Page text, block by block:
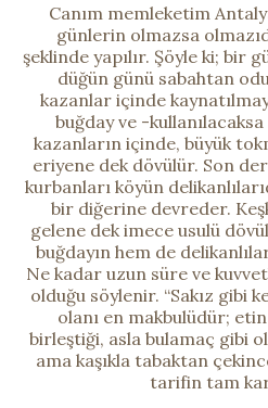
Canım memleketim
günlerin olmazsa
şeklinde yapılır. Şöyle ki; bir
düğün günü sabahtan
kazanlar içinde
buğday ve -
kazanların içinde, büyük
eriyene dek dövülür. Son
kurbanları köyün
bir diğerine devreder.
gelene dek imece usulü
buğdayın hem de
Ne kadar uzun süre ve
olduğu söylenir. “Sakız gibi
olanı en makbulüdür;
birleştiği, asla bulamaç gibi
ama kaşıkla tabaktan
tarifin tam